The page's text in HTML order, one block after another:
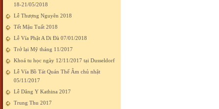
18-21/05/2018
Lễ Thượng Nguyên 2018
Tết Mậu Tuất 2018
Lễ Vía Phật A Di Đà 07/01/2018
Trở lại Mỹ tháng 11/2017
Khoá tu học ngày 12/11/2017 tại Dusseldorf
Lễ Vía Bồ Tát Quán Thế Âm chủ nhật
05/11/2017
Lễ Dâng Y Kathina 2017
Trung Thu 2017